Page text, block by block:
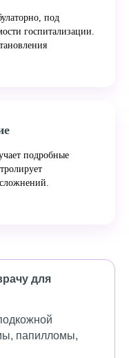
под
госпитализации.
подробные
для
папилломы,